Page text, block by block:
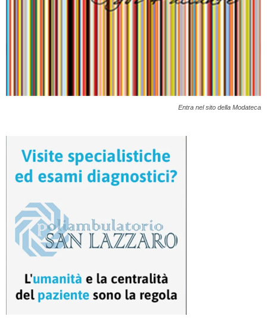
Entra nel sito della Modateca